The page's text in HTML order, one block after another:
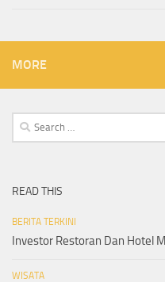
MORE
Search
for:
READ THIS
BERITA TERKINI
Investor Restoran Dan Hotel
WISATA